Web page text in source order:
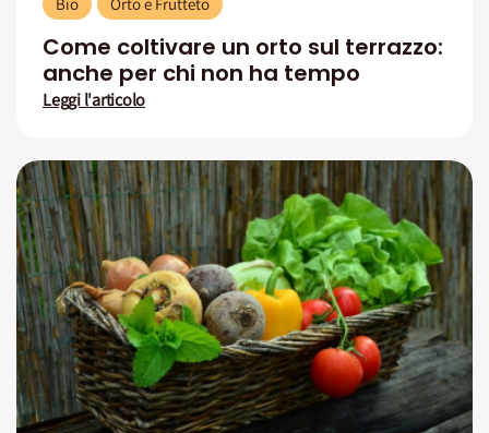
Come coltivare un orto sul terrazzo:
anche per chi non ha tempo
Leggi l'articolo